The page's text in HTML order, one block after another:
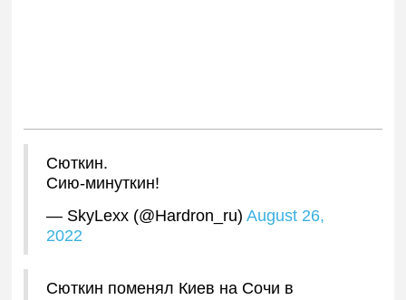
Сюткин.
Сию-минуткин!
— SkyLexx (@Hardron_ru)August 26,
2022
Сюткин поменял Киев на Сочи в